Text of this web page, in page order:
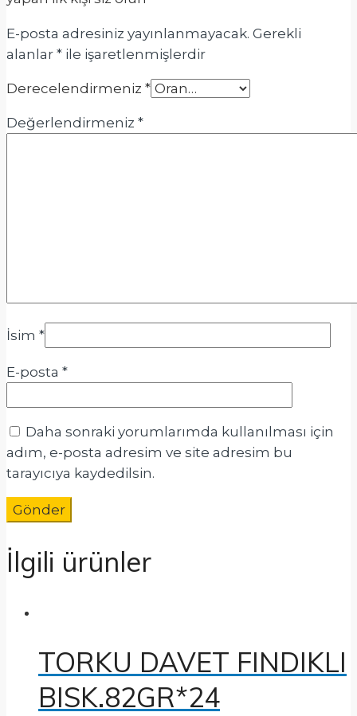
E-posta adresiniz yayınlanmayacak. Gerekli
alanlar * ile işaretlenmişlerdir
Derecelendirmeniz *
Değerlendirmeniz *
İsim *
E-posta *
Daha sonraki yorumlarımda kullanılması için
adım, e-posta adresim ve site adresim bu
tarayıcıya kaydedilsin.
İlgili ürünler
TORKU DAVET FINDIKLI
BISK.82GR*24